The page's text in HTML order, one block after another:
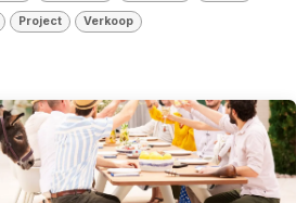
Project Verkoop